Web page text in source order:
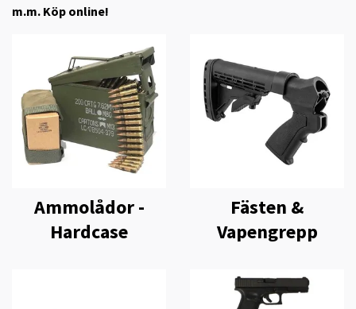
m.m. Köp online!
Ammolådor -
Hardcase
Fästen &
Vapengrepp